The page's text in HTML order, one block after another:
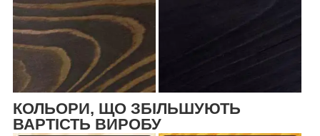
КОЛЬОРИ, ЩО ЗБІЛЬШУЮТЬ
ВАРТІСТЬ ВИРОБУ